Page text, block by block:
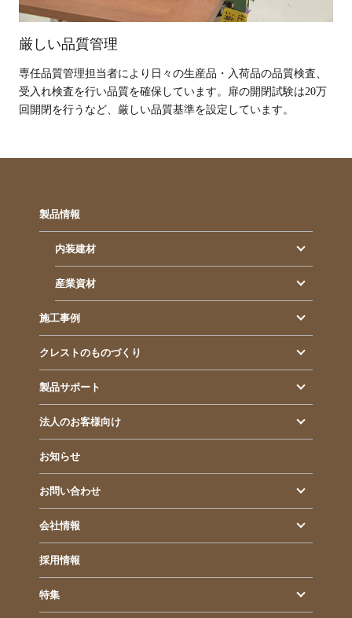
厳しい品質管理
専任品質管理担当者により日々の生産品・入荷品の品質検査、
受入れ検査を行い品質を確保しています。扉の開閉試験は20万
回開閉を行うなど、厳しい品質基準を設定しています。
製品情報
内装建材
産業資材
施工事例
クレストのものづくり
製品サポート
法人のお客様向け
お知らせ
お問い合わせ
会社情報
採用情報
特集